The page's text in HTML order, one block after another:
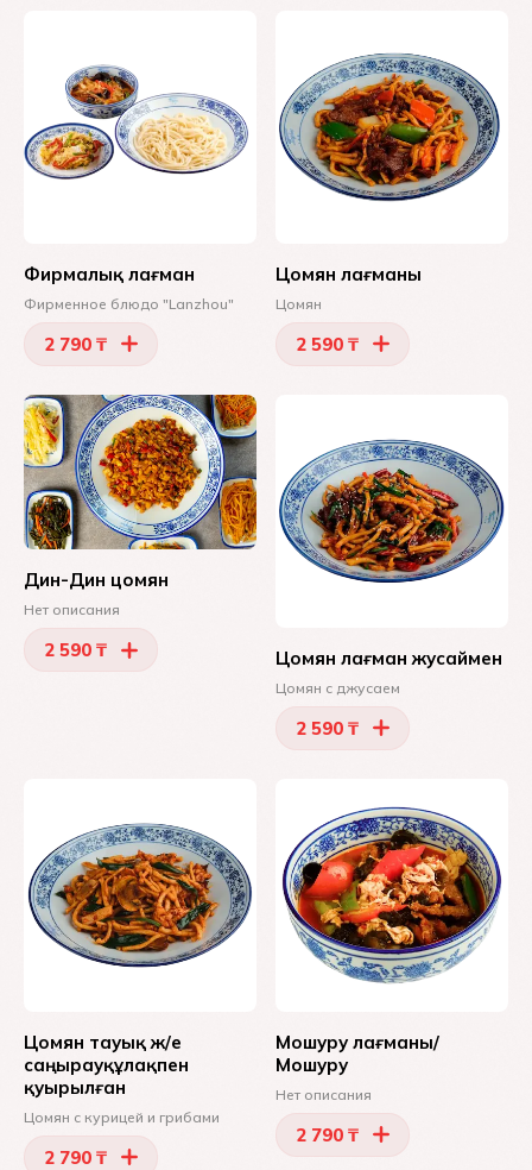
Фирмалық лағман
Фирменное блюдо "Lanzhou"
2 790 ₸
Цомян лағманы
Цомян
2 590 ₸
Дин-Дин цомян
Нет описания
2 590 ₸ Цомян лағман жусаймен
Цомян с джусаем
2 590 ₸
Цомян тауық ж/е
саңырауқұлақпен
қуырылған
Цомян с курицей и грибами
2 790 ₸
Мошуру лағманы/
Мошуру
Нет описания
2 790 ₸